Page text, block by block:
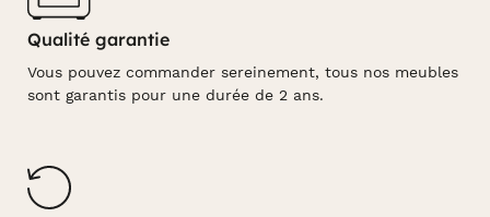
Qualité garantie
Vous pouvez commander sereinement, tous nos meubles
sont garantis pour une durée de 2 ans.